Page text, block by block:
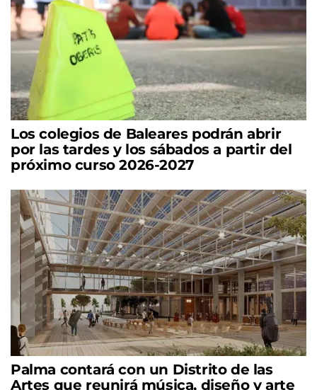
Los colegios de Baleares podrán abrir
por las tardes y los sábados a partir del
próximo curso 2026-2027
Palma contará con un Distrito de las
Artes que reunirá música, diseño y arte